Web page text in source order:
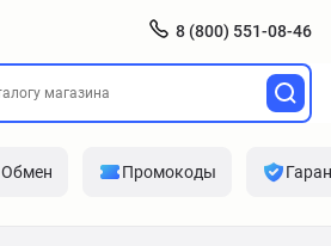
8 (800) 551-08-46
Обмен Промокоды